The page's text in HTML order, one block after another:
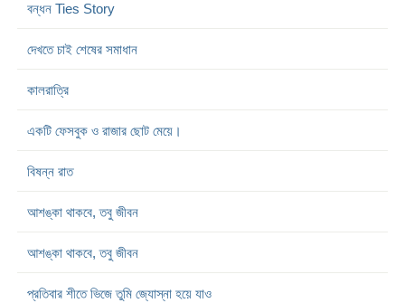
বন্ধন Ties Story
দেখতে চাই শেষের সমাধান
কালরাত্রি
একটি ফেসবুক ও রাজার ছোট মেয়ে।
বিষন্ন রাত
আশঙ্কা থাকবে, তবু জীবন
আশঙ্কা থাকবে, তবু জীবন
প্রতিবার শীতে ভিজে তুমি জ্যোস্না হয়ে যাও